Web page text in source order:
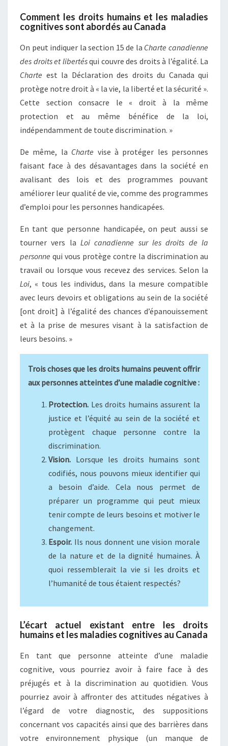
Comment les droits humains et les maladies
cognitives sont abordés au Canada
On peut indiquer la section 15 de la Charte canadienne
des droits et libertésqui couvre des droits à l’égalité. La
Charte est la Déclaration des droits du Canada qui
protège notre droit à « la vie, la liberté et la sécurité ».
Cette section consacre le « droit à la même
protection et au même bénéfice de la loi,
indépendamment de toute discrimination. »
De même, la Charte vise à protéger les personnes
faisant face à des désavantages dans la société en
avalisant des lois et des programmes pouvant
améliorer leur qualité de vie, comme des programmes
d’emploi pour les personnes handicapées.
En tant que personne handicapée, on peut aussi se
tourner vers la Loi canadienne sur les droits de la
personne qui vous protège contre la discrimination au
travail ou lorsque vous recevez des services. Selon la
Loi, « tous les individus, dans la mesure compatible
avec leurs devoirs et obligations au sein de la société
[ont droit] à l’égalité des chances d’épanouissement
et à la prise de mesures visant à la satisfaction de
leurs besoins. »
Trois choses que les droits humains peuvent offrir
aux personnes atteintes d’une maladie cognitive :
Protection. Les droits humains assurent la
justice et l’équité au sein de la société et
protègent chaque personne contre la
discrimination.
Vision. Lorsque les droits humains sont
codifiés, nous pouvons mieux identifier qui
a besoin d’aide. Cela nous permet de
préparer un programme qui peut mieux
tenir compte de leurs besoins et motiver le
changement.
Espoir. Ils nous donnent une vision morale
de la nature et de la dignité humaines. À
quoi ressemblerait la vie si les droits et
l’humanité de tous étaient respectés?
L’écart actuel existant entre les droits
humains et les maladies cognitives au Canada
En tant que personne atteinte d’une maladie
cognitive, vous pourriez avoir à faire face à des
préjugés et à la discrimination au quotidien. Vous
pourriez avoir à affronter des attitudes négatives à
l’égard de votre diagnostic, des suppositions
concernant vos capacités ainsi que des barrières dans
votre environnement physique (un manque de